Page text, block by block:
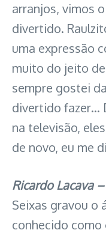
arranjos, vimos
divertido.
uma expressão
muito do jeito
sempre gostei
divertido fazer…
na televisão,
de novo, eu me
Ricardo Lacava –
Seixas gravou o
conhecido